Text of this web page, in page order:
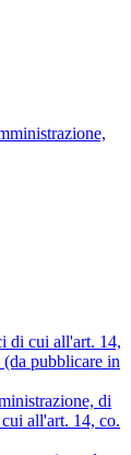
di cui all'art. 14,
pubblicare in
di
all'art. 14, co.